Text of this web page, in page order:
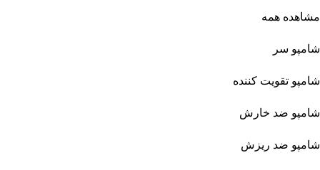
مشاهده همه
شامپو سر
شامپو تقویت کننده
شامپو ضد خارش
شامپو ضد ریزش